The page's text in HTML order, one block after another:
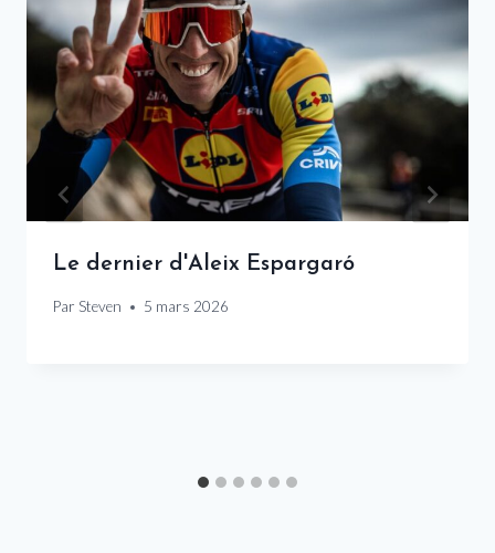
Le dernier d'Aleix Espargaró
Par Steven 5 mars 2026